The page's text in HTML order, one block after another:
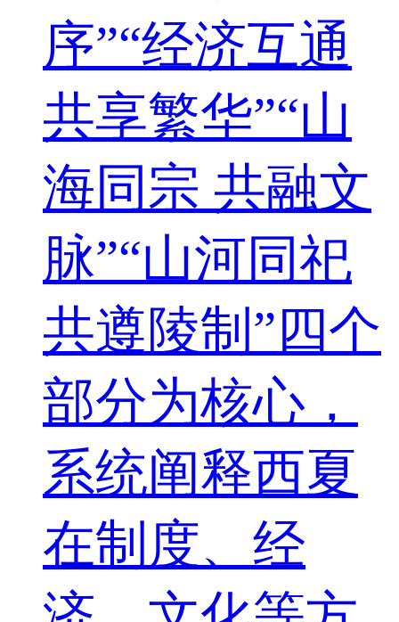
序”“经济互通
共享繁华”“山
海同宗 共融文
脉”“山河同祀
共遵陵制”四个
部分为核心，
系统阐释西夏
在制度、经